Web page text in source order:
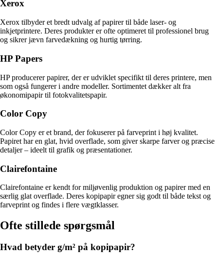
Xerox
Xerox tilbyder et bredt udvalg af papirer til både laser- og
inkjetprintere. Deres produkter er ofte optimeret til professionel brug
og sikrer jævn farvedækning og hurtig tørring.
HP Papers
HP producerer papirer, der er udviklet specifikt til deres printere, men
som også fungerer i andre modeller. Sortimentet dækker alt fra
økonomipapir til fotokvalitetspapir.
Color Copy
Color Copy er et brand, der fokuserer på farveprint i høj kvalitet.
Papiret har en glat, hvid overflade, som giver skarpe farver og præcise
detaljer – ideelt til grafik og præsentationer.
Clairefontaine
Clairefontaine er kendt for miljøvenlig produktion og papirer med en
særlig glat overflade. Deres kopipapir egner sig godt til både tekst og
farveprint og findes i flere vægtklasser.
Ofte stillede spørgsmål
Hvad betyder g/m² på kopipapir?